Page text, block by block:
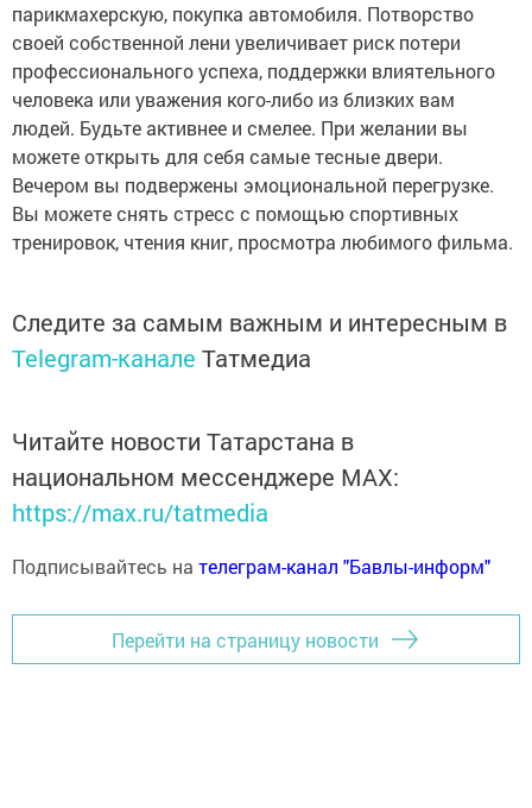
парикмахерскую, покупка автомобиля. Потворство
своей собственной лени увеличивает риск потери
профессионального успеха, поддержки влиятельного
человека или уважения кого-либо из близких вам
людей. Будьте активнее и смелее. При желании вы
можете открыть для себя самые тесные двери.
Вечером вы подвержены эмоциональной перегрузке.
Вы можете снять стресс с помощью спортивных
тренировок, чтения книг, просмотра любимого фильма.
Следите за самым важным и интересным в
Telegram-канале Татмедиа
Читайте новости Татарстана в
национальном мессенджере MАХ:
https://max.ru/tatmedia
Подписывайтесь на телеграм-канал "Бавлы-информ"
Перейти на страницу новости